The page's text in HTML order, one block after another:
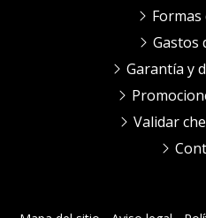
Gastos
Garantía y
Validar